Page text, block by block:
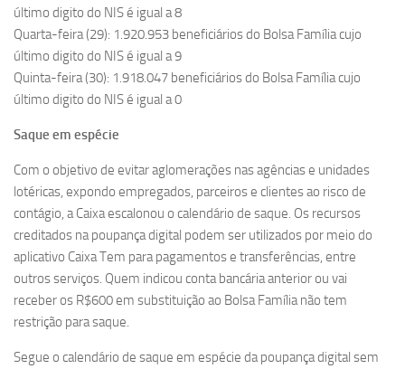
último digito do NIS é igual a 8
Quarta-feira (29): 1.920.953 beneficiários do Bolsa Família cujo
último digito do NIS é igual a 9
Quinta-feira (30): 1.918.047 beneficiários do Bolsa Família cujo
último digito do NIS é igual a 0
Saque em espécie
Com o objetivo de evitar aglomerações nas agências e unidades
lotéricas, expondo empregados, parceiros e clientes ao risco de
contágio, a Caixa escalonou o calendário de saque. Os recursos
creditados na poupança digital podem ser utilizados por meio do
aplicativo Caixa Tem para pagamentos e transferências, entre
outros serviços. Quem indicou conta bancária anterior ou vai
receber os R$600 em substituição ao Bolsa Família não tem
restrição para saque.
Segue o calendário de saque em espécie da poupança digital sem